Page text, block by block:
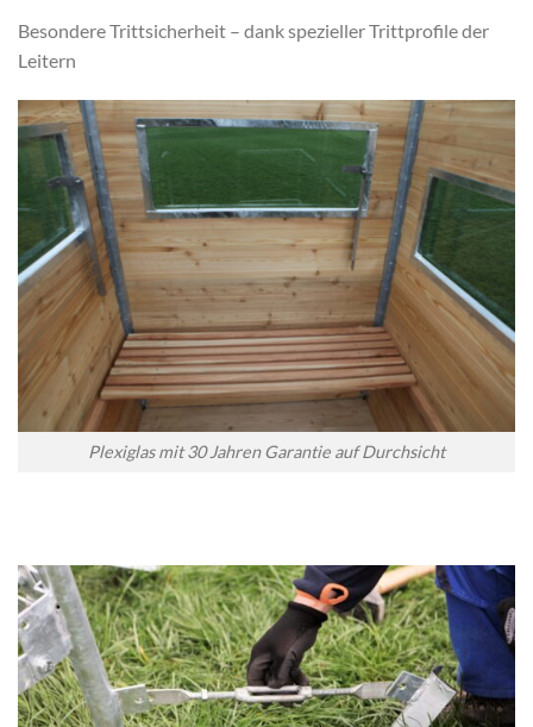
Besondere Trittsicherheit – dank spezieller Trittprofile der
Leitern
Plexiglas mit 30 Jahren Garantie auf Durchsicht